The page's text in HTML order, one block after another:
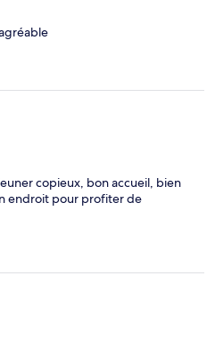
copieux, bon accueil, bien
endroit pour profiter de